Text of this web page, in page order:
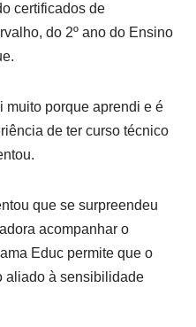
certificados de
do 2º ano do Ensino
muito porque aprendi e é
de ter curso técnico
que se surpreendeu
acompanhar o
Educ permite que o
aliado à sensibilidade